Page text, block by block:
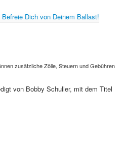
Dich von Deinem Ballast!
zusätzliche Zölle, Steuern und Gebühren
von Bobby Schuller, mit dem Titel